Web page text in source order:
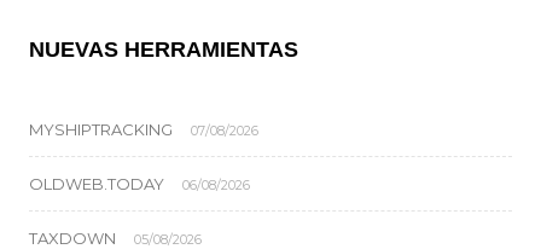
NUEVAS HERRAMIENTAS
MYSHIPTRACKING 07/08/2026
OLDWEB.TODAY 06/08/2026
TAXDOWN 05/08/2026